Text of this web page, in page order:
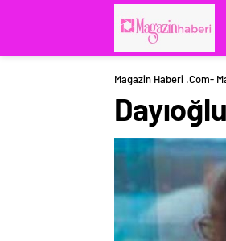
Magazin Haberi .com-